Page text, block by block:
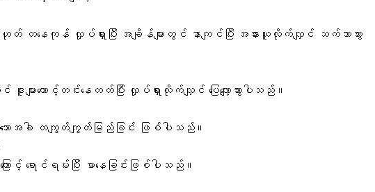
တနေကုန် လှုပ်ရှားပြီး အချိန်များတွင် နာကျင်ပြီး အနားယူလိုက်လျှင် သက်သာသွား
းများတောင့်တင်းနေတတ်ပြီး လှုပ်ရှားလိုက်လျှင် ပြေလျော့သွားပါသည်။
ောအခါ တကျွတ်ကျွတ်မြည်ခြင်း ဖြစ်ပါသည်။
င့် ရောင်ရမ်းပြီး မာနေခြင်းဖြစ်ပါသည်။